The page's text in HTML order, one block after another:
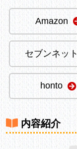
Amazon
セブンネット
honto
内容紹介